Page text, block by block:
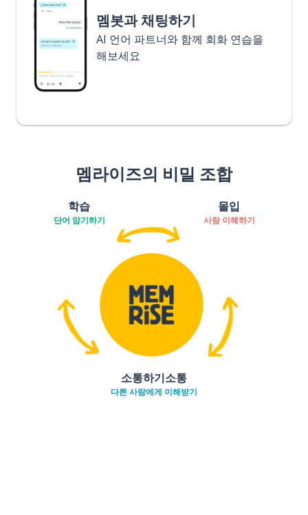
멤봇과 채팅하기
AI 언어 파트너와 함께 회화 연습을
해보세요
멤라이즈의 비밀 조합
학습
단어 암기하기
몰입
사람 이해하기
소통하기소통
다른 사람에게 이해받기